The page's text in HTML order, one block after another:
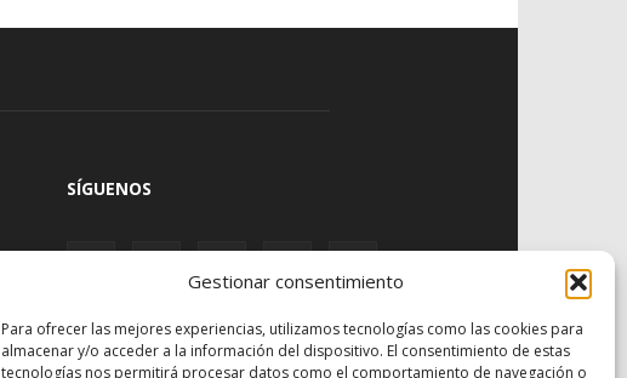
Gestionar consentimiento
Para ofrecer las mejores experiencias, utilizamos tecnologías como las cookies para
almacenar y/o acceder a la información del dispositivo. El consentimiento de estas
tecnologías nos permitirá procesar datos como el comportamiento de navegación o
SÍGUENOS